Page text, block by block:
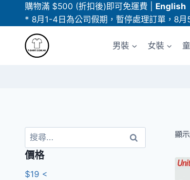
購物滿 $500 (折扣後)即可免運費
English
* 8月1-4日為公司假期，暫停處理訂單，8
男裝 女裝
顯
搜
尋
關
鍵
價格
$19 <